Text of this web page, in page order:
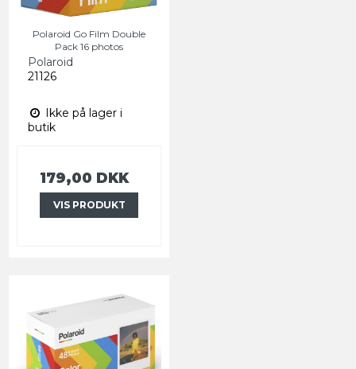
Polaroid Go Film Double
Pack 16 photos
Polaroid
21126
Ikke på lager i
butik
179,00 DKK
VIS PRODUKT